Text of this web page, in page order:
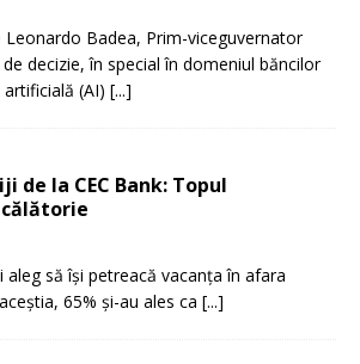
Badea, Prim-viceguvernator
decizie, în special în domeniul băncilor
(AI) [...]
de la CEC Bank: Topul
să își petreacă vacanța în afara
65% și-au ales ca [...]